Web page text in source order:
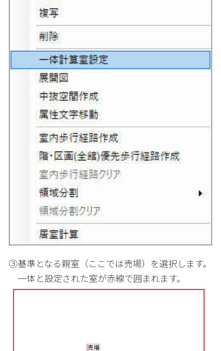
③基準となる親室（ここでは売場）を選択します。
一体と設定された室が赤線で囲まれます。